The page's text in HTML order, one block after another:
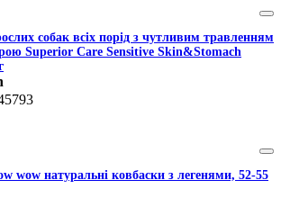
собак всіх порід з чутливим травленням
Superior Care Sensitive Skin&Stomach
wow натуральні ковбаски з легенями, 52-55